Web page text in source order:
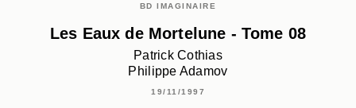
BD IMAGINAIRE
Les Eaux de Mortelune - Tome 08
Patrick Cothias
Philippe Adamov
19/11/1997